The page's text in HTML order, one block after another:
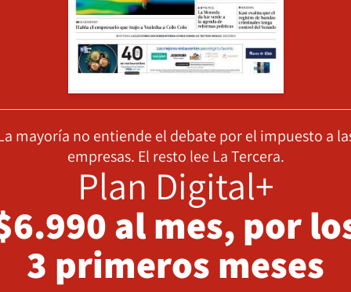
mayoría no entiende el debate por el impuesto a
empresas. El resto lee La Tercera.
Plan Digital+
al mes, por
3 primeros meses